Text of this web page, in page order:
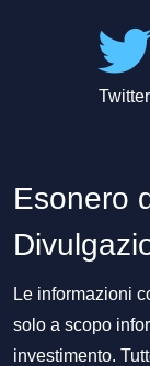
Twitter
Esonero
Le informazioni
solo a scopo
investimento.